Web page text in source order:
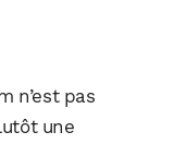
n’est pas
une